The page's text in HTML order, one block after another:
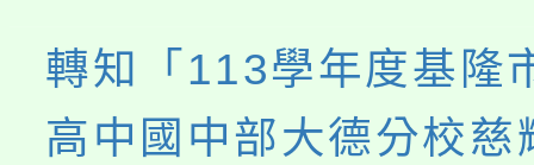
轉知「113學年度基隆
高中國中部大德分校慈